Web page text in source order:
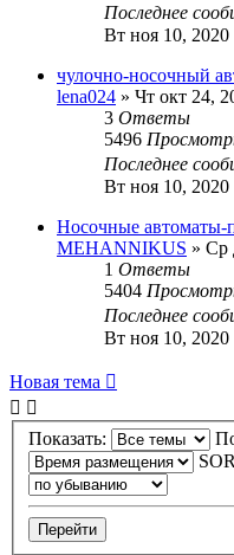
Последнее
Вт ноя 10, 2020
чулочно-носочный
lena024 » Чт окт 24,
3 Ответы
5496
Последнее
Вт ноя 10, 2020
Носочные автоматы-
MEHANNIKUS » Ср
1 Ответы
5404
Последнее
Вт ноя 10, 2020
Новая тема
Показать: